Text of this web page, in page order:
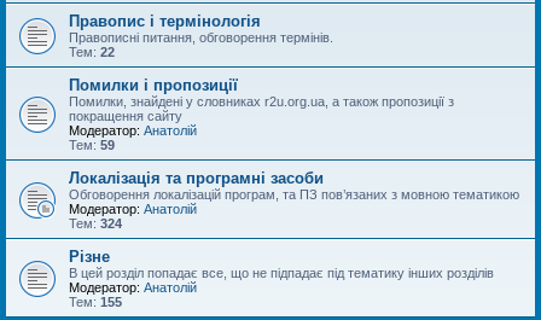
Правопис і термінологія
Правописні питання, обговорення термінів.
Тем: 22
Помилки і пропозиції
Помилки, знайдені у словниках r2u.org.ua, а також пропозиції з
покращення сайту
Модератор: Анатолій
Тем: 59
Локалізація та програмні засоби
Обговорення локалізацій програм, та ПЗ пов’язаних з мовною тематикою
Модератор: Анатолій
Тем: 324
Різне
В цей розділ попадає все, що не підпадає під тематику інших розділів
Модератор: Анатолій
Тем: 155